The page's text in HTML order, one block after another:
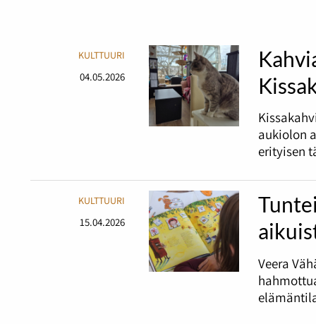
KULTTUURI
04.05.2026
aukiolon
erityisen
KULTTUURI
15.04.2026
Veera